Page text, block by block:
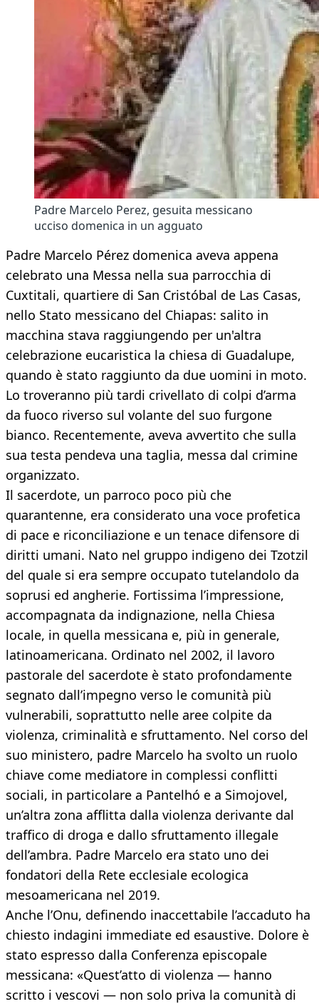
Padre Marcelo Perez, gesuita messicano
ucciso domenica in un agguato
Padre Marcelo Pérez domenica aveva appena
celebrato una Messa nella sua parrocchia di
Cuxtitali, quartiere di San Cristóbal de Las Casas,
nello Stato messicano del Chiapas: salito in
macchina stava raggiungendo per un'altra
celebrazione eucaristica la chiesa di Guadalupe,
quando è stato raggiunto da due uomini in moto.
Lo troveranno più tardi crivellato di colpi d’arma
da fuoco riverso sul volante del suo furgone
bianco. Recentemente, aveva avvertito che sulla
sua testa pendeva una taglia, messa dal crimine
organizzato.
Il sacerdote, un parroco poco più che
quarantenne, era considerato una voce profetica
di pace e riconciliazione e un tenace difensore di
diritti umani. Nato nel gruppo indigeno dei Tzotzil
del quale si era sempre occupato tutelandolo da
soprusi ed angherie. Fortissima l’impressione,
accompagnata da indignazione, nella Chiesa
locale, in quella messicana e, più in generale,
latinoamericana. Ordinato nel 2002, il lavoro
pastorale del sacerdote è stato profondamente
segnato dall’impegno verso le comunità più
vulnerabili, soprattutto nelle aree colpite da
violenza, criminalità e sfruttamento. Nel corso del
suo ministero, padre Marcelo ha svolto un ruolo
chiave come mediatore in complessi conflitti
sociali, in particolare a Pantelhó e a Simojovel,
un’altra zona afflitta dalla violenza derivante dal
traffico di droga e dallo sfruttamento illegale
dell’ambra. Padre Marcelo era stato uno dei
fondatori della Rete ecclesiale ecologica
mesoamericana nel 2019.
Anche l’Onu, definendo inaccettabile l’accaduto ha
chiesto indagini immediate ed esaustive. Dolore è
stato espresso dalla Conferenza episcopale
messicana: «Quest’atto di violenza — hanno
scritto i vescovi — non solo priva la comunità di